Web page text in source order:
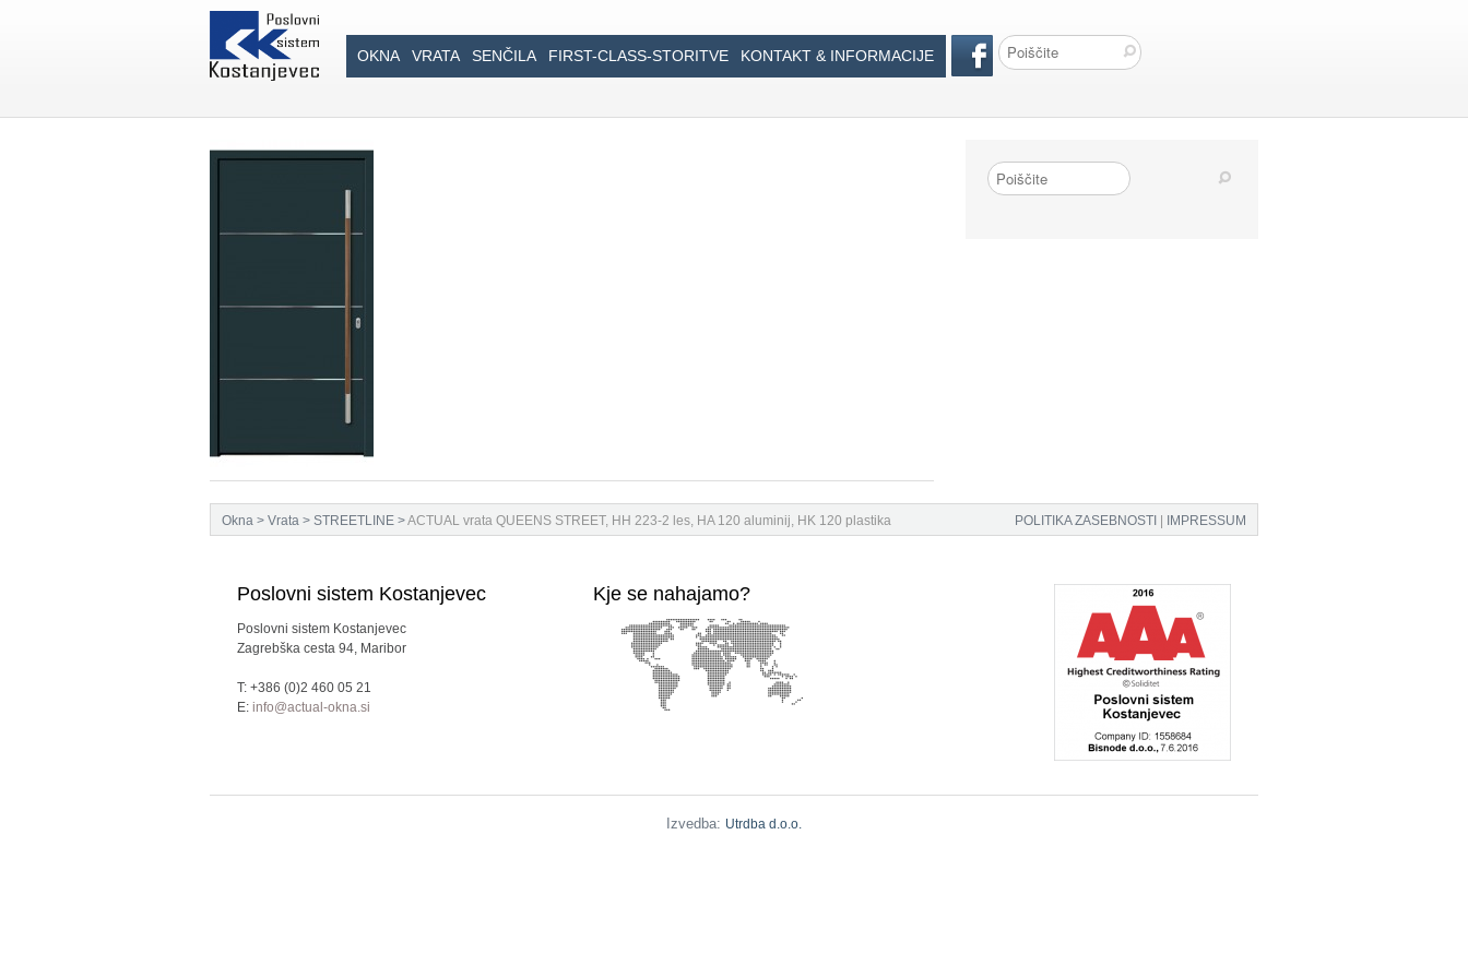
OKNA VRATA SENČILA FIRST-CLASS-STORITVE KONTAKT & INFORMACIJE
POLITIKA ZASEBNOSTI | IMPRESSUM
Okna > Vrata > STREETLINE >ACTUAL vrata QUEENS STREET, HH 223-2 les, HA 120 aluminij, HK 120 plastika
Poslovni sistem Kostanjevec
Poslovni sistem Kostanjevec
Zagrebška cesta 94, Maribor
T: +386 (0)2 460 05 21
E: info@actual-okna.si
Kje se nahajamo?
Izvedba: Utrdba d.o.o.